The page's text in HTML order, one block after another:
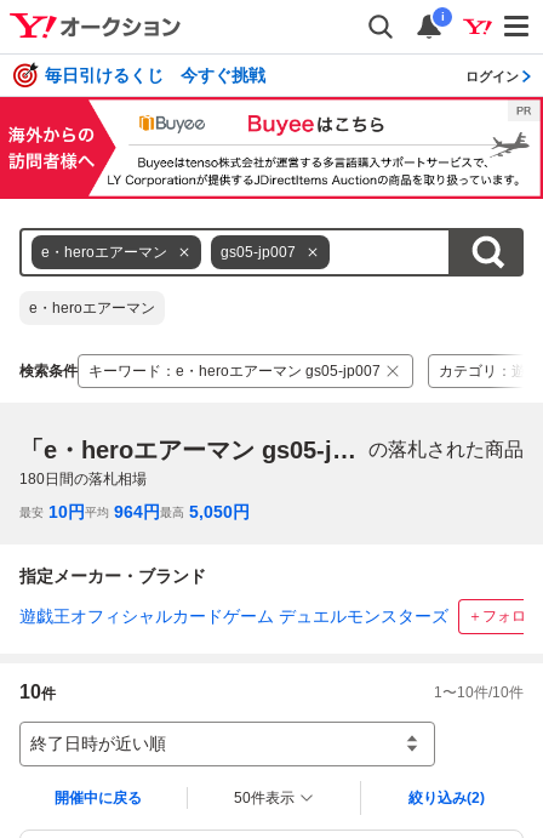
i
毎日引けるくじ 今すぐ挑戦 ログイン
e・heroエアーマン gs05-jp007
e・heroエアーマン
検索条件 キーワード ： e・heroエアーマン gs05-jp007 カテゴリ ： 遊
「e・heroエアーマン gs05-jp007」 の落札された商品
180日間の落札相場
最安 10円平均 964円最高 5,050円
指定メーカー・ブランド
遊戯王オフィシャルカードゲーム デュエルモンスターズ ＋フォロー
10件 1 〜10件/10件
終了日時が近い順
開催中に戻る 50件表示 絞り込み(2)